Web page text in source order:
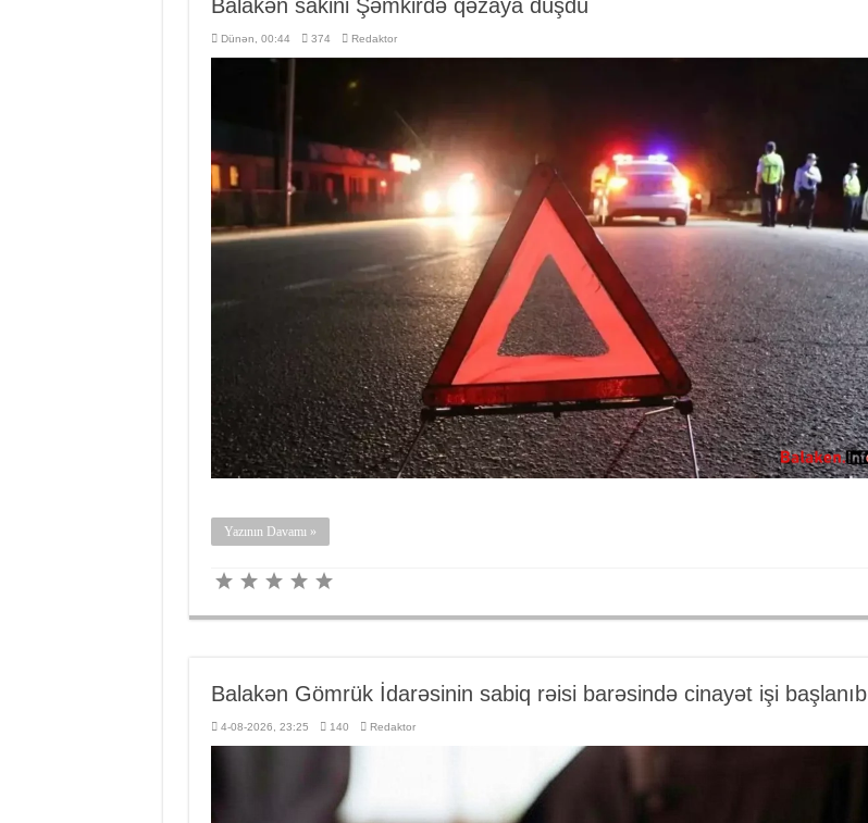
Balakən sakini Şəmkirdə qəzaya düşdü
Dünən, 00:44 374 Redaktor
Yazının Davamı »
Balakən Gömrük İdarəsinin sabiq rəisi barəsində cinayət işi başlanıb
4-08-2026, 23:25 140 Redaktor